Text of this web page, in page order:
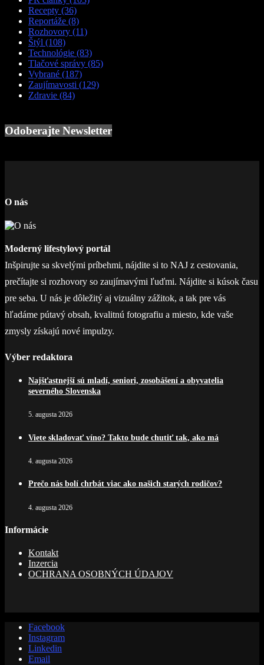
Recepty (36)
Reportáže (8)
Rozhovory (11)
Štýl (108)
Technológie (83)
Tlačové správy (85)
Vybrané (187)
Zaujímavosti (129)
Zdravie (84)
Odoberajte Newsletter
O nás
Moderný lifestylový portál
Inšpirujte sa skvelými príbehmi, nájdite si to NAJ z cestovania,
prečítajte si rozhovory so zaujímavými ľuďmi. Nájdite si kúsok času
pre seba. U nás je dôležitý aj vizuálny zážitok, a tak pre vás
hľadáme pútavý obsah, kvalitnú fotografiu a miesto, kde vaše
zmysly získajú nové impulzy.
Výber redaktora
Najšťastnejší sú mladí, seniori, zosobášení a obyvatelia
severného Slovenska
5. augusta 2026
Viete skladovať víno? Takto bude chutiť tak, ako má
4. augusta 2026
Prečo nás bolí chrbát viac ako našich starých rodičov?
4. augusta 2026
Informácie
Kontakt
Inzercia
OCHRANA OSOBNÝCH ÚDAJOV
Facebook
Instagram
Linkedin
Email